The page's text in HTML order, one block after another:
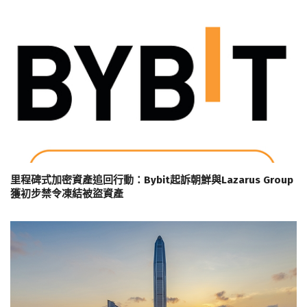
里程碑式加密資產追回行動：Bybit起訴朝鮮與Lazarus Group
獲初步禁令凍結被盜資產